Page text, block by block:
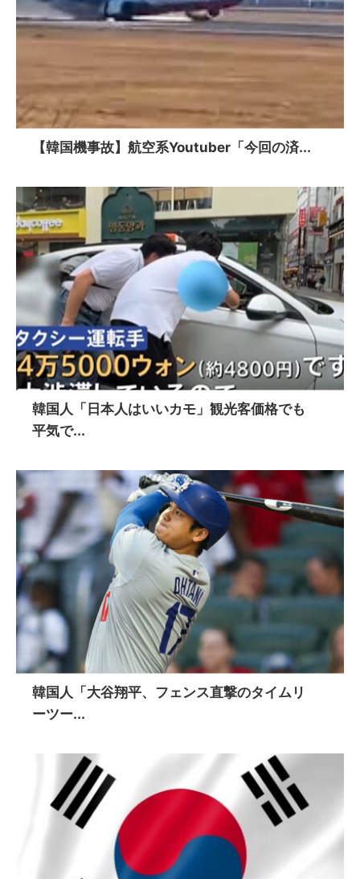
【韓国機事故】航空系Youtuber「今回の済...
韓国人「日本人はいいカモ」観光客価格でも
平気で...
韓国人「大谷翔平、フェンス直撃のタイムリ
ーツー...